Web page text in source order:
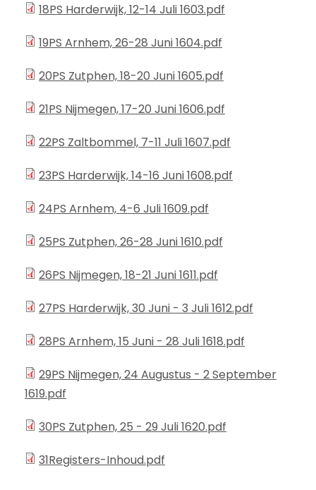
18PS Harderwijk, 12-14 Juli 1603.pdf
19PS Arnhem, 26-28 Juni 1604.pdf
20PS Zutphen, 18-20 Juni 1605.pdf
21PS Nijmegen, 17-20 Juni 1606.pdf
22PS Zaltbommel, 7-11 Juli 1607.pdf
23PS Harderwijk, 14-16 Juni 1608.pdf
24PS Arnhem, 4-6 Juli 1609.pdf
25PS Zutphen, 26-28 Juni 1610.pdf
26PS Nijmegen, 18-21 Juni 1611.pdf
27PS Harderwijk, 30 Juni - 3 Juli 1612.pdf
28PS Arnhem, 15 Juni - 28 Juli 1618.pdf
29PS Nijmegen, 24 Augustus - 2 September
1619.pdf
30PS Zutphen, 25 - 29 Juli 1620.pdf
31Registers-Inhoud.pdf